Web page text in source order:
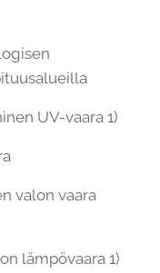
UV-vaara 1)
valon vaara
lämpövaara 1)